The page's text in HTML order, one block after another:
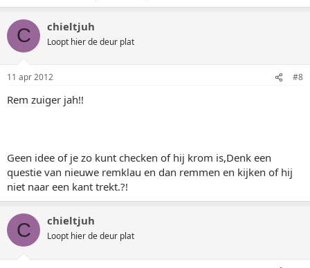
C chieltjuh
Loopt hier de deur plat
11 apr 2012 #8
Rem zuiger jah!!
Geen idee of je zo kunt checken of hij krom is,Denk een
questie van nieuwe remklau en dan remmen en kijken of hij
niet naar een kant trekt.?!
C chieltjuh
Loopt hier de deur plat